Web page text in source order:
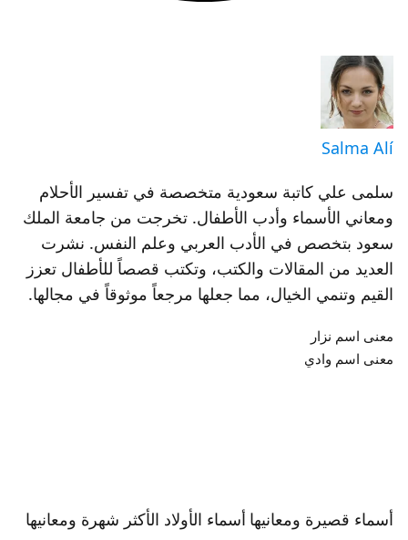
Salma Alí
سلمى علي كاتبة سعودية متخصصة في تفسير الأحلام
ومعاني الأسماء وأدب الأطفال. تخرجت من جامعة الملك
سعود بتخصص في الأدب العربي وعلم النفس. نشرت
العديد من المقالات والكتب، وتكتب قصصاً للأطفال تعزز
القيم وتنمي الخيال، مما جعلها مرجعاً موثوقاً في مجالها.
معنى اسم نزار
معنى اسم وادي
أسماء قصيرة ومعانيها أسماء الأولاد الأكثر شهرة ومعانيها